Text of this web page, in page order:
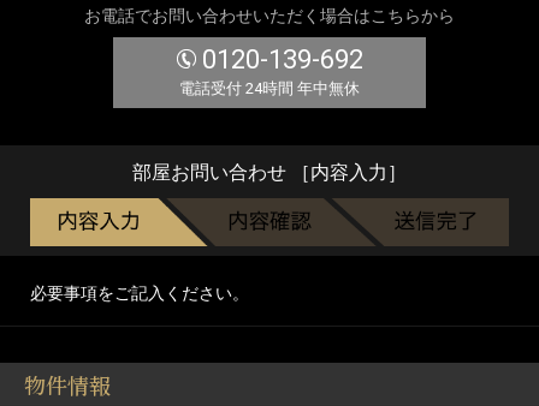
お電話でお問い合わせいただく場合はこちらから
0120-139-692
電話受付 24時間 年中無休
部屋お問い合わせ ［内容入力］
必要事項をご記入ください。
物件情報